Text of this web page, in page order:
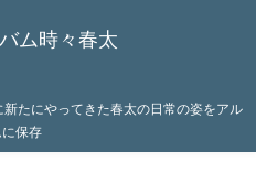
ム時々春太
たにやってきた春太の日常の姿をアル
保存